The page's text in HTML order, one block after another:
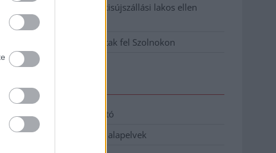
elmulasztása, három kisújszállási lakos ellen
emeltek vádat
Hatalmas lángok csaptak fel Szolnokon
Adatkezelési tájékoztató
Etikai és függetlenségi alapelvek